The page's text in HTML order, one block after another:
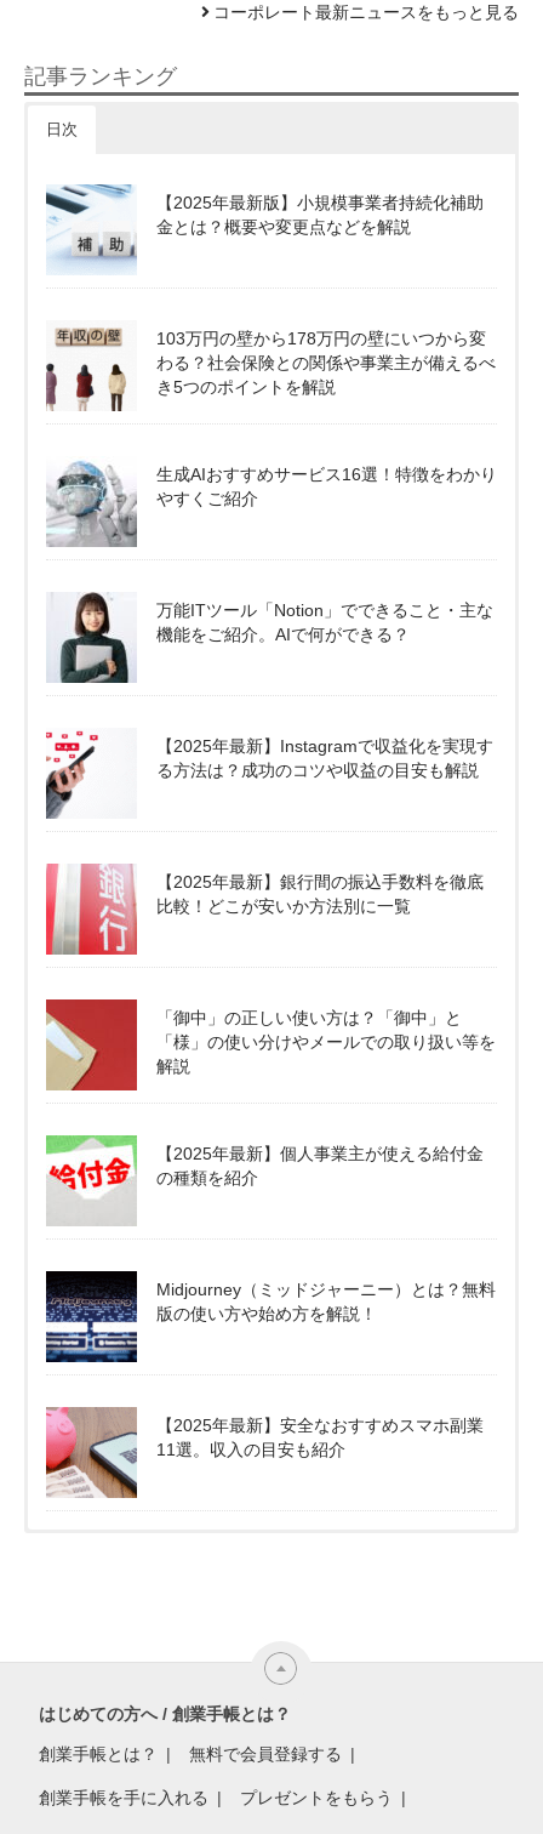
コーポレート最新ニュースをもっと見る
記事ランキング
日次
【2025年最新版】小規模事業者持続化補助
金とは？概要や変更点などを解説
103万円の壁から178万円の壁にいつから変
わる？社会保険との関係や事業主が備えるべ
き5つのポイントを解説
生成AIおすすめサービス16選！特徴をわかり
やすくご紹介
万能ITツール「Notion」でできること・主な
機能をご紹介。AIで何ができる？
【2025年最新】Instagramで収益化を実現す
る方法は？成功のコツや収益の目安も解説
【2025年最新】銀行間の振込手数料を徹底
比較！どこが安いか方法別に一覧
「御中」の正しい使い方は？「御中」と
「様」の使い分けやメールでの取り扱い等を
解説
【2025年最新】個人事業主が使える給付金
の種類を紹介
Midjourney（ミッドジャーニー）とは？無料
版の使い方や始め方を解説！
【2025年最新】安全なおすすめスマホ副業
11選。収入の目安も紹介
はじめての方へ / 創業手帳とは？
創業手帳とは？ 無料で会員登録する
創業手帳を手に入れる プレゼントをもらう